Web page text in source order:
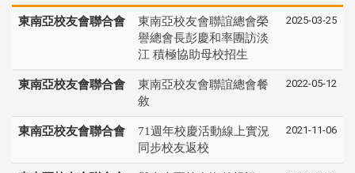
東南亞校友會聯合會
東南亞校友會聯誼總會榮
譽總會長彭慶和率團訪淡
江 積極協助母校招生
2025-03-25
東南亞校友會聯合會
東南亞校友會聯誼總會餐
敘
2022-05-12
東南亞校友會聯合會
71週年校慶活動線上實況
同步校友返校
2021-11-06